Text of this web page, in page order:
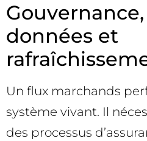
données et
Un flux marchands
système vivant. Il
des processus